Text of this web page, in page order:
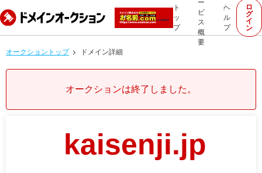
ト
ッ
プ
ー
ビ
ス
概
要
ヘ
ル
プ
ロ
グ
イ
ン
オークショントップ ドメイン詳細
オークションは終了しました。
kaisenji.jp